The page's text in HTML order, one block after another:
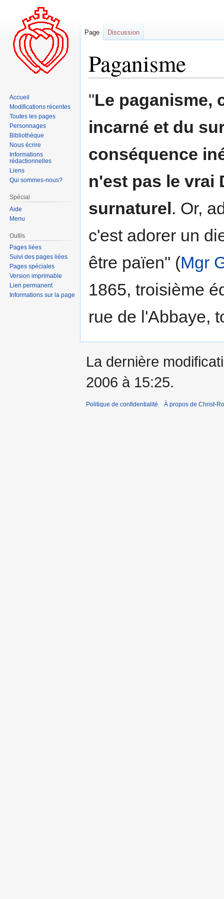
Paganisme
navigation
recherche
"Le paganisme,
incarné et du
conséquence
n'est pas le vrai
surnaturel . Or,
c'est adorer un
être païen" (Mgr
1865, troisième
rue de l'Abbaye,
Page Discussion
Accueil
Modifications récentes
Toutes les pages
Personnages
Bibliothèque
Nous écrire
Informations
rédactionnelles
Liens
Qui sommes-nous?
Spécial
Aide
Menu
Outils
Pages liées
Suivi des pages liées
Pages spéciales
Version imprimable
Lien permanent
Informations sur la page
La dernière
2006 à 15:25.
Politique de confidentialité À propos de Christ-